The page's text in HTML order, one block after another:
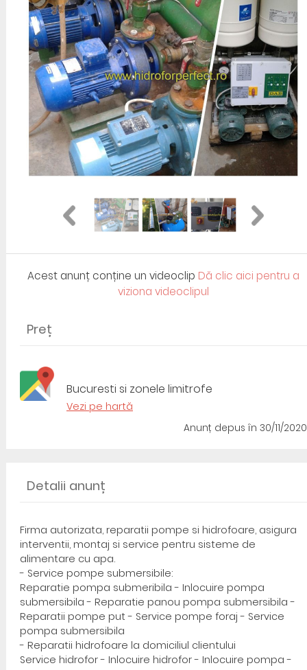
Acest anunț conține un videoclip Dă clic aici pentru a
viziona videoclipul
Preț
Bucuresti si zonele limitrofe
Vezi pe hartă
Anunț depus în 30/11/2020
Detalii anunț
Firma autorizata, reparatii pompe si hidrofoare, asigura
interventii, montaj si service pentru sisteme de
alimentare cu apa.
- Service pompe submersibile:
Reparatie pompa submeribila - Inlocuire pompa
submersibila - Reparatie panou pompa submersibila -
Reparatii pompe put - Service pompe foraj - Service
pompa submersibila
- Reparatii hidrofoare la domiciliul clientului
Service hidrofor - Inlocuire hidrofor - Inlocuire pompa -